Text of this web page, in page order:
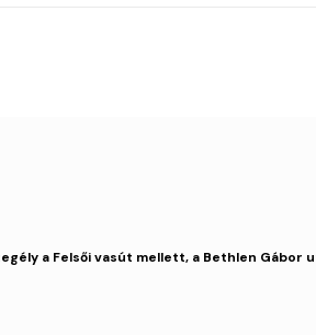
a Felsői vasút mellett, a Bethlen Gábor